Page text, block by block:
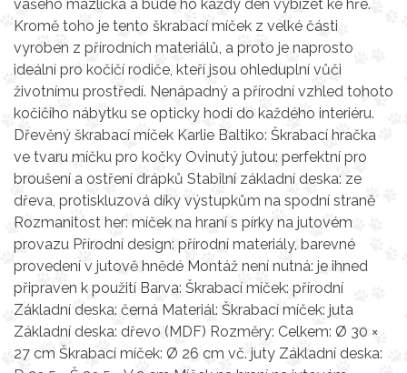
vašeho mazlíčka a bude ho každý den vybízet ke hře.
Kromě toho je tento škrabací míček z velké části
vyroben z přírodních materiálů, a proto je naprosto
ideální pro kočičí rodiče, kteří jsou ohleduplní vůči
životnímu prostředí. Nenápadný a přírodní vzhled tohoto
kočičího nábytku se opticky hodí do každého interiéru.
Dřevěný škrabací míček Karlie Baltiko: Škrabací hračka
ve tvaru míčku pro kočky Ovinutý jutou: perfektní pro
broušení a ostření drápků Stabilní základní deska: ze
dřeva, protiskluzová díky výstupkům na spodní straně
Rozmanitost her: míček na hraní s pírky na jutovém
provazu Přírodní design: přírodní materiály, barevné
provedení v jutově hnědé Montáž není nutná: je ihned
připraven k použití Barva: Škrabací míček: přírodní
Základní deska: černá Materiál: Škrabací míček: juta
Základní deska: dřevo (MDF) Rozměry: Celkem: Ø 30 ×
27 cm Škrabací míček: Ø 26 cm vč. juty Základní deska: